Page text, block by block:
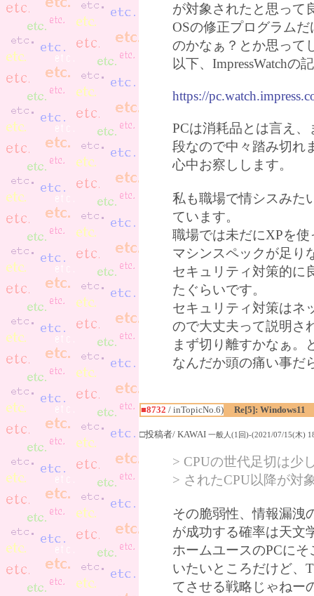
が対象されたと思って
OSの修正プログラム
のかなぁ？とか思って
以下、ImpressWatchの
https://
PCは消耗品とは言え
段なので中々踏み切れ
心中お察しします。
私も職場で情シスみた
ています。
職場では未だにXPを
マシンスペックが足り
セキュリティ対策的に
たぐらいです。
セキュリティ対策はネ
ので大丈夫って説明さ
まず切り離すかなぁ
なんだか頭の痛い事だ
■8732 / inTopicNo.6) Re[5]: Windows11
□投稿者/ KAWAI 一般人(1回)-(2021/07/15(木)
> CPUの世代足切は少
> されたCPU以降が対
その脆弱性、情報漏洩
が成功する確率は天文
ホームユースのPCに
いたいところだけど、
てさせる戦略じゃねー